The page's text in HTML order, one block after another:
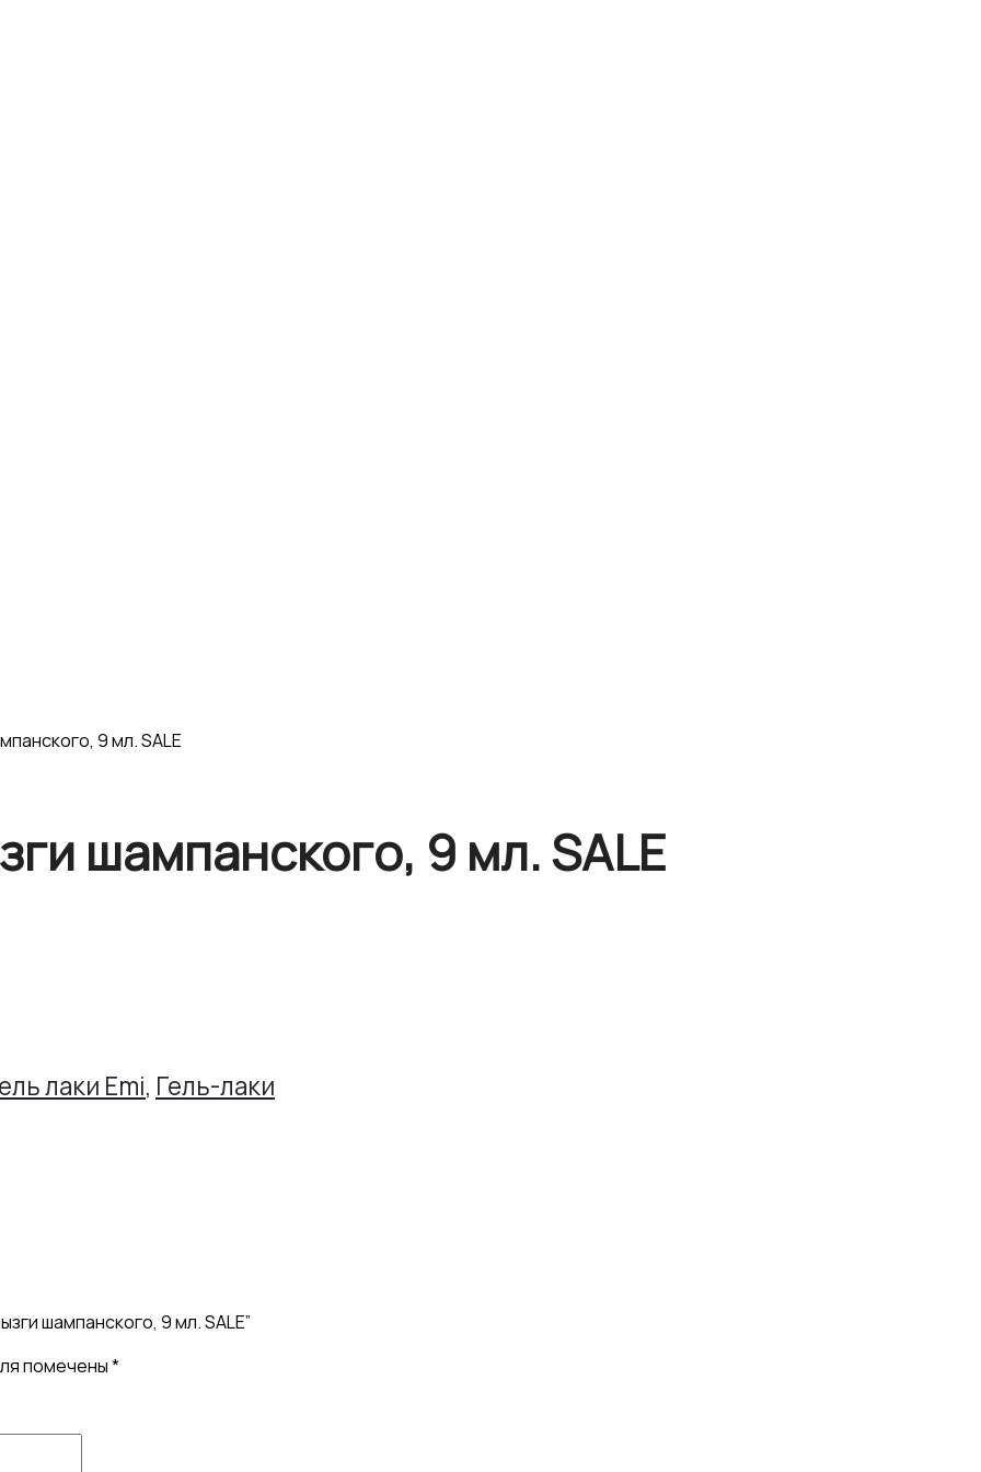
9 мл. SALE
шампанского, 9 мл. SALE
лаки Emi, Гель-лаки
шампанского, 9 мл. SALE”
помечены*